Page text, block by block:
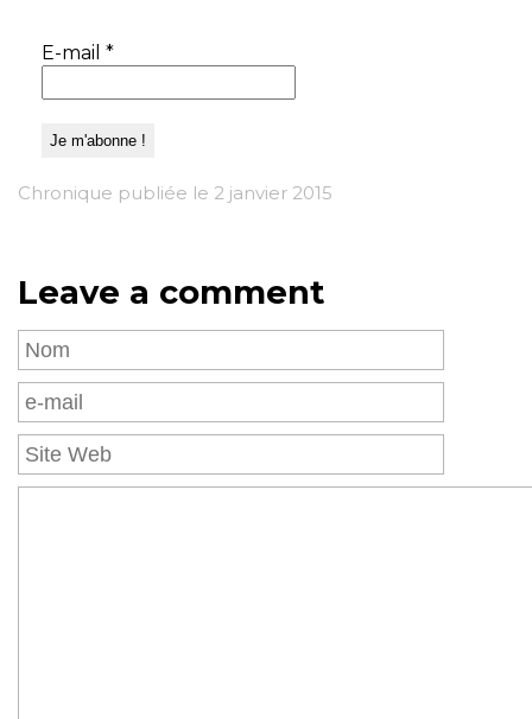
E-mail *
Chronique publiée le 2 janvier 2015
Leave a comment